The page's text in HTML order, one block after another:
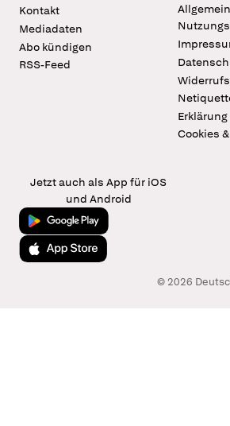
Kontakt
Mediadaten
Abo kündigen
RSS-Feed
Cookies
Jetzt auch als App für iOS
und Android
Jetzt bei Google Play
Laden im App Store
© 2026